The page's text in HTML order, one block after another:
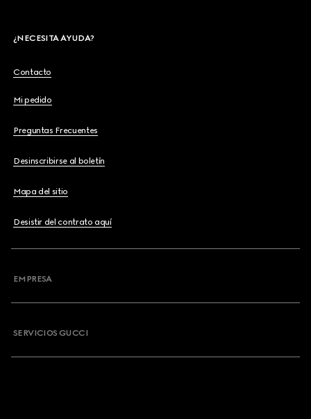
¿NECESITA AYUDA?
Contacto
Mi pedido
Preguntas Frecuentes
Desinscribirse al boletín
Mapa del sitio
Desistir del contrato aquí
EMPRESA
SERVICIOS GUCCI